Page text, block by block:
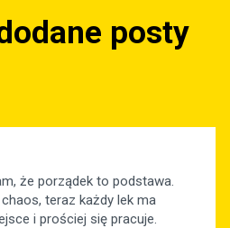
posty
że porządek to podstawa.
chaos, teraz każdy lek ma
i prościej się pracuje.